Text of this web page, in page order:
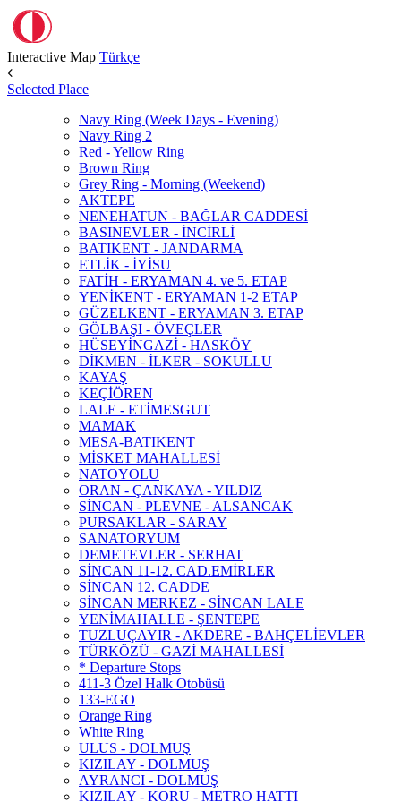
Interactive Map Türkçe
Selected Place
Navy Ring (Week Days - Evening)
Navy Ring 2
Red - Yellow Ring
Brown Ring
Grey Ring - Morning (Weekend)
AKTEPE
NENEHATUN - BAĞLAR CADDESİ
BASINEVLER - İNCİRLİ
BATIKENT - JANDARMA
ETLİK - İYİSU
FATİH - ERYAMAN 4. ve 5. ETAP
YENİKENT - ERYAMAN 1-2 ETAP
GÜZELKENT - ERYAMAN 3. ETAP
GÖLBAŞI - ÖVEÇLER
HÜSEYİNGAZİ - HASKÖY
DİKMEN - İLKER - SOKULLU
KAYAŞ
KEÇİÖREN
LALE - ETİMESGUT
MAMAK
MESA-BATIKENT
MİSKET MAHALLESİ
NATOYOLU
ORAN - ÇANKAYA - YILDIZ
SİNCAN - PLEVNE - ALSANCAK
PURSAKLAR - SARAY
SANATORYUM
DEMETEVLER - SERHAT
SİNCAN 11-12. CAD.EMİRLER
SİNCAN 12. CADDE
SİNCAN MERKEZ - SİNCAN LALE
YENİMAHALLE - ŞENTEPE
TUZLUÇAYIR - AKDERE - BAHÇELİEVLER
TÜRKÖZÜ - GAZİ MAHALLESİ
* Departure Stops
411-3 Özel Halk Otobüsü
133-EGO
Orange Ring
White Ring
ULUS - DOLMUŞ
KIZILAY - DOLMUŞ
AYRANCI - DOLMUŞ
KIZILAY - KORU - METRO HATTI